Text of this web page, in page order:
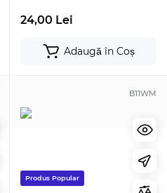
24,00 Lei
Adaugă în Coș
B11WM
Produs Popular